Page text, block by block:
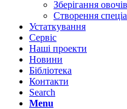
Зберігання овочів
Створення
Устаткування
Сервіс
Наші проекти
Новини
Бібліотека
Контакти
Search
Menu